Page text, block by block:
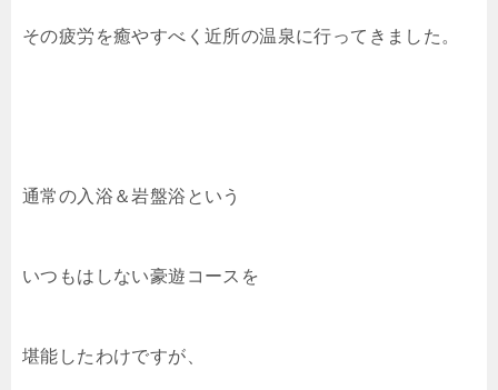
その疲労を癒やすべく近所の温泉に行ってきました。
通常の入浴＆岩盤浴という
いつもはしない豪遊コースを
堪能したわけですが、